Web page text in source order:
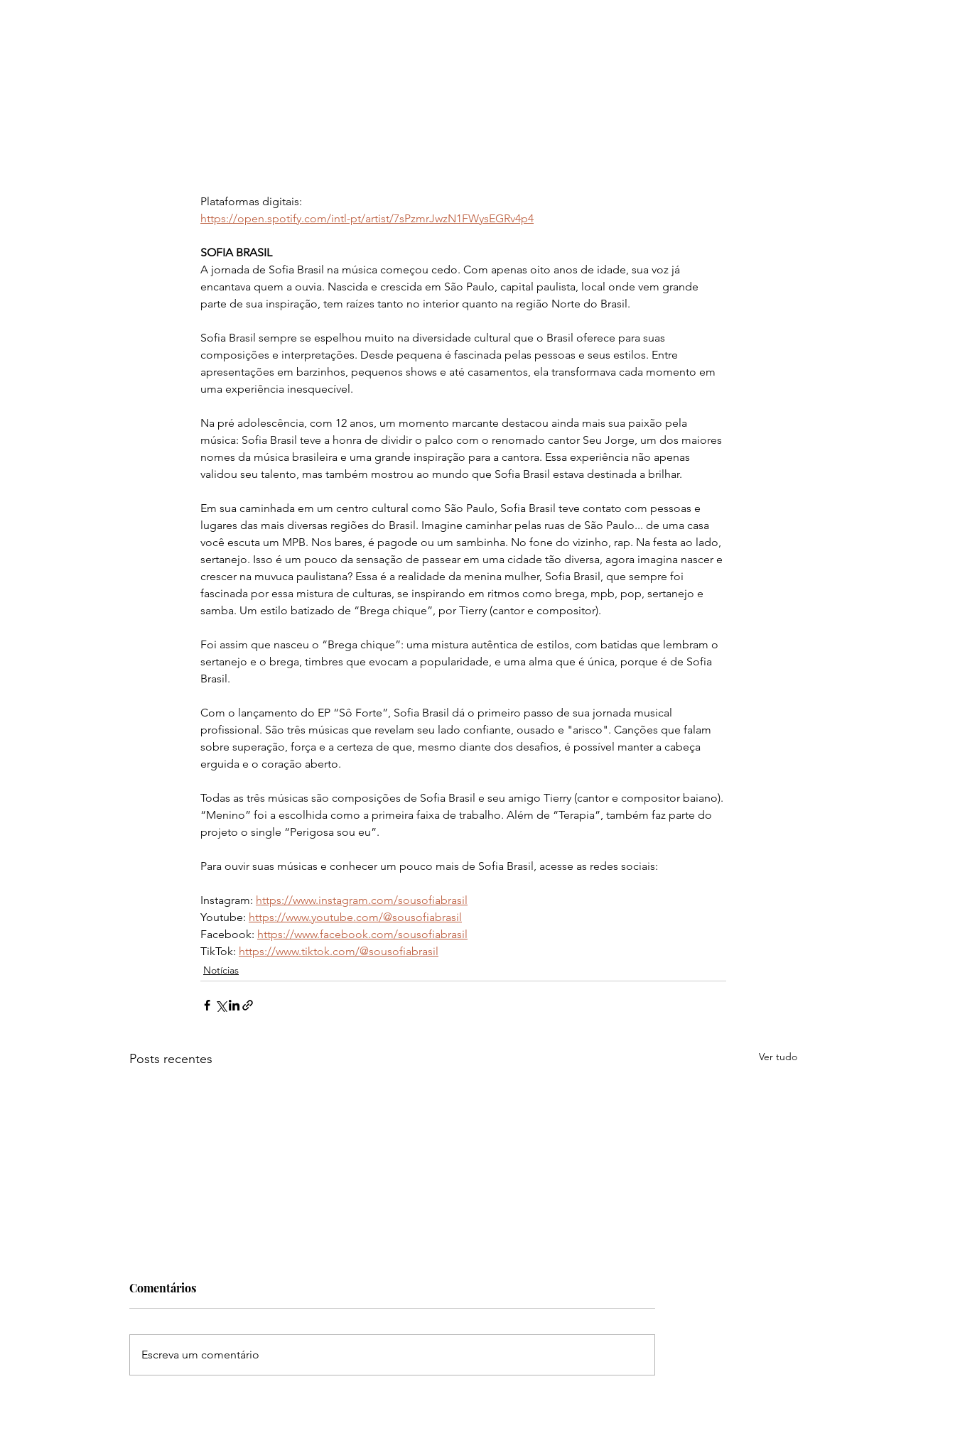
Plataformas digitais:
https://open.spotify.com/intl-pt/artist/7sPzmrJwzN1FWysEGRv4p4
SOFIA BRASIL
A jornada de Sofia Brasil na música começou cedo. Com apenas oito anos de idade, sua voz já
encantava quem a ouvia. Nascida e crescida em São Paulo, capital paulista, local onde vem grande
parte de sua inspiração, tem raízes tanto no interior quanto na região Norte do Brasil.
Sofia Brasil sempre se espelhou muito na diversidade cultural que o Brasil oferece para suas
composições e interpretações. Desde pequena é fascinada pelas pessoas e seus estilos. Entre
apresentações em barzinhos, pequenos shows e até casamentos, ela transformava cada momento em
uma experiência inesquecível.
Na pré adolescência, com 12 anos, um momento marcante destacou ainda mais sua paixão pela
música: Sofia Brasil teve a honra de dividir o palco com o renomado cantor Seu Jorge, um dos maiores
nomes da música brasileira e uma grande inspiração para a cantora. Essa experiência não apenas
validou seu talento, mas também mostrou ao mundo que Sofia Brasil estava destinada a brilhar.
Em sua caminhada em um centro cultural como São Paulo, Sofia Brasil teve contato com pessoas e
lugares das mais diversas regiões do Brasil. Imagine caminhar pelas ruas de São Paulo... de uma casa
você escuta um MPB. Nos bares, é pagode ou um sambinha. No fone do vizinho, rap. Na festa ao lado,
sertanejo. Isso é um pouco da sensação de passear em uma cidade tão diversa, agora imagina nascer e
crescer na muvuca paulistana? Essa é a realidade da menina mulher, Sofia Brasil, que sempre foi
fascinada por essa mistura de culturas, se inspirando em ritmos como brega, mpb, pop, sertanejo e
samba. Um estilo batizado de “Brega chique”, por Tierry (cantor e compositor).
Foi assim que nasceu o “Brega chique”: uma mistura autêntica de estilos, com batidas que lembram o
sertanejo e o brega, timbres que evocam a popularidade, e uma alma que é única, porque é de Sofia
Brasil.
Com o lançamento do EP “Sô Forte”, Sofia Brasil dá o primeiro passo de sua jornada musical
profissional. São três músicas que revelam seu lado confiante, ousado e "arisco". Canções que falam
sobre superação, força e a certeza de que, mesmo diante dos desafios, é possível manter a cabeça
erguida e o coração aberto.
Todas as três músicas são composições de Sofia Brasil e seu amigo Tierry (cantor e compositor baiano).
“Menino” foi a escolhida como a primeira faixa de trabalho. Além de “Terapia”, também faz parte do
projeto o single “Perigosa sou eu”.
Para ouvir suas músicas e conhecer um pouco mais de Sofia Brasil, acesse as redes sociais:
Instagram: https://www.instagram.com/sousofiabrasil
Youtube: https://www.youtube.com/@sousofiabrasil
Facebook: https://www.facebook.com/sousofiabrasil
TikTok: https://www.tiktok.com/@sousofiabrasil
Notícias
Posts recentes Ver tudo
Comentários
Escreva um comentário